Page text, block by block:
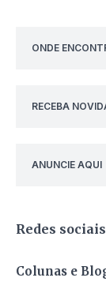
ONDE
RECEBA
ANUNCIE AQUI
Redes sociais
Colunas e